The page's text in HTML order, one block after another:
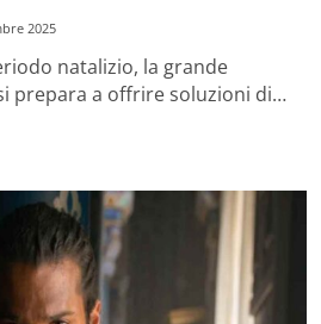
2025
natalizio, la grande
prepara a offrire soluzioni di…